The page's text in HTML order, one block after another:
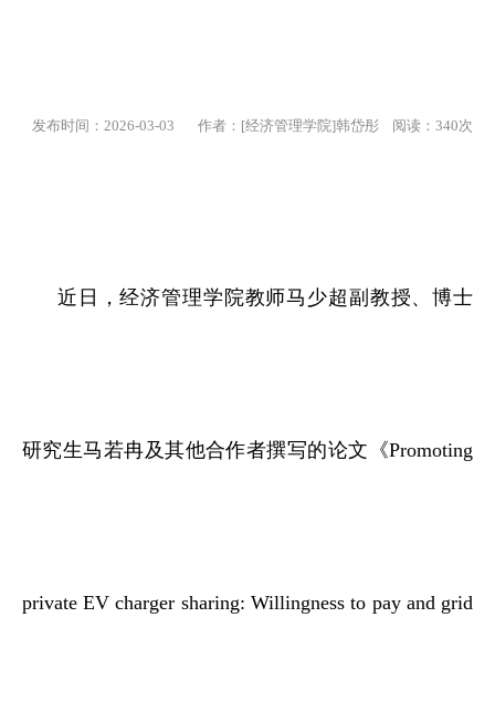
发布时间：2026-03-03 作者：[经济管理学院]韩岱彤 阅读：340次
近日，经济管理学院教师马少超副教授、博士
研究生马若冉及其他合作者撰写的论文《Promoting
private EV charger sharing: Willingness to pay and grid